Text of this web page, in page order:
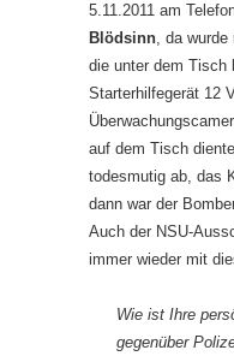
5.11.2011 am
Blödsinn, da
die unter dem Tisch
Starterhilfegerät 12
auf dem Tisch
todesmutig ab, das
dann war der
Auch der NSU-
immer wieder mit
Wie ist Ihre
gegenüber